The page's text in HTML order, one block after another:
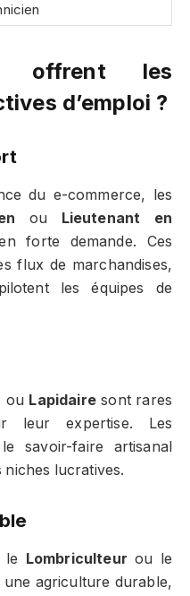
offrent les
d’emploi ?
du e-commerce, les
ou
Lieutenant en
forte demande. Ces
flux de marchandises,
les équipes de
ou Lapidairesont rares
leur expertise. Les
savoir-faire artisanal
niches lucratives.
le Lombriculteur ou le
agriculture durable,